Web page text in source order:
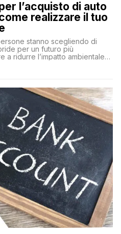
l’acquisto di auto
realizzare il tuo
stanno scegliendo di
per un futuro più
a ridurre l’impatto ambientale,
termine, come minori costi